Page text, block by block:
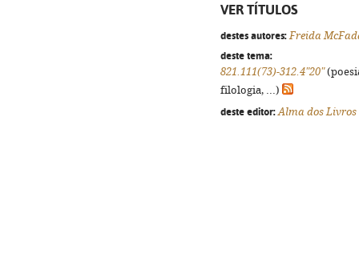
VER TÍTULOS
destes autores: Freida
deste tema:
821.111(73)-312.4"20"
filologia, ...)
deste editor: Alma dos Livros